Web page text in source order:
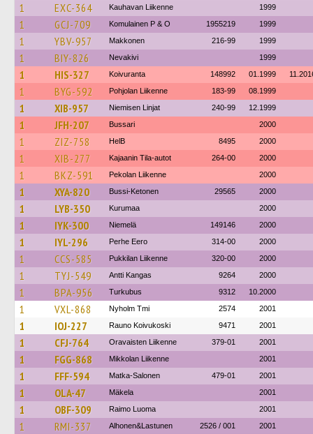
1 EXC-364 Kauhavan Liikenne 1999
1 GCJ-709 Komulainen P & O 1955219 1999
1 YBV-957 Makkonen 216-99 1999
1 BIY-826 Nevakivi 1999
1 HIS-327 Koivuranta 148992 01.1999
1 BYG-592 Pohjolan Liikenne 183-99 08.1999
1 XIB-957 Niemisen Linjat 240-99 12.1999
1 JFH-207 Bussari 2000
1 ZIZ-758 HelB 8495 2000
1 XIB-277 Kajaanin Tila-autot 264-00 2000
1 BKZ-591 Pekolan Liikenne 2000
1 XYA-820 Bussi-Ketonen 29565 2000
1 LYB-350 Kurumaa 2000
1 IYK-300 Niemelä 149146 2000
1 IYL-296 Perhe Eero 314-00 2000
1 CCS-585 Pukkilan Liikenne 320-00 2000
1 TYJ-549 Antti Kangas 9264 2000
1 BPA-956 Turkubus 9312 10.2000
1 VXL-868 Nyholm Tmi 2574 2001
1 IOJ-227 Rauno Koivukoski 9471 2001
1 CFJ-764 Oravaisten Liikenne 379-01 2001
1 FGG-868 Mikkolan Liikenne 2001
1 FFF-594 Matka-Salonen 479-01 2001
1 OLA-47 Mäkela 2001
1 OBF-309 Raimo Luoma 2001
1 RMI-337 Alhonen&Lastunen 2526 / 001 2001